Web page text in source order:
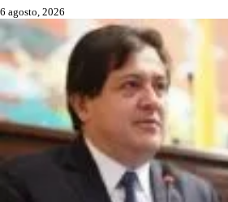
6 agosto, 2026